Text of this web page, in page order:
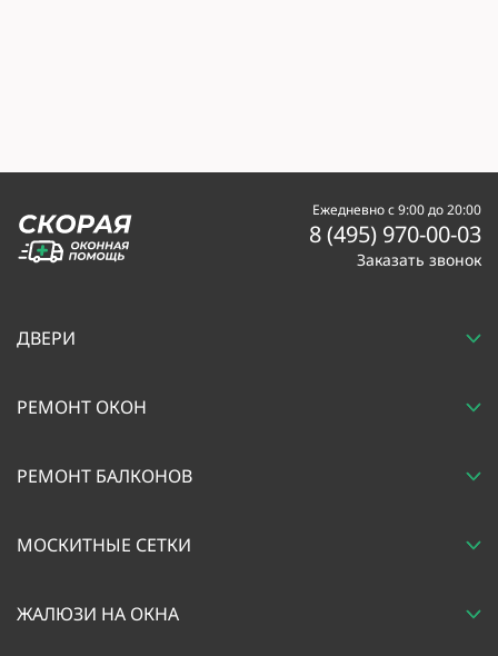
Ежедневно с 9:00 до 20:00
8 (495) 970-00-03
Заказать звонок
ДВЕРИ
РЕМОНТ ОКОН
РЕМОНТ БАЛКОНОВ
МОСКИТНЫЕ СЕТКИ
ЖАЛЮЗИ НА ОКНА